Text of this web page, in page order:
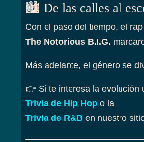
🏙️ De las calles al
Con el paso del tiempo, el
The Notorious B.I.G.
Más adelante, el género se
👉 Si te interesa la evolución
Trivia de Hip Hopo la
Trivia de R&Ben nuestro